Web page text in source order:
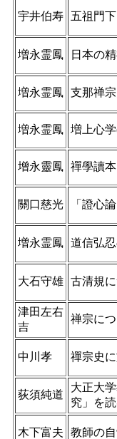
宇井伯寿 五祖門
増永霊鳳 日本の
増永霊鳳 支那禅
増永霊鳳 増上心学
增永靈鳳 禪學讀本
關口慈光 「證心
増永霊鳳 道信弘
大石守雄 古清規
津田左右
吉
禅宗に
中川孝 禪宗史
荻須純道
大正大
究」を
木下富夫 教師の